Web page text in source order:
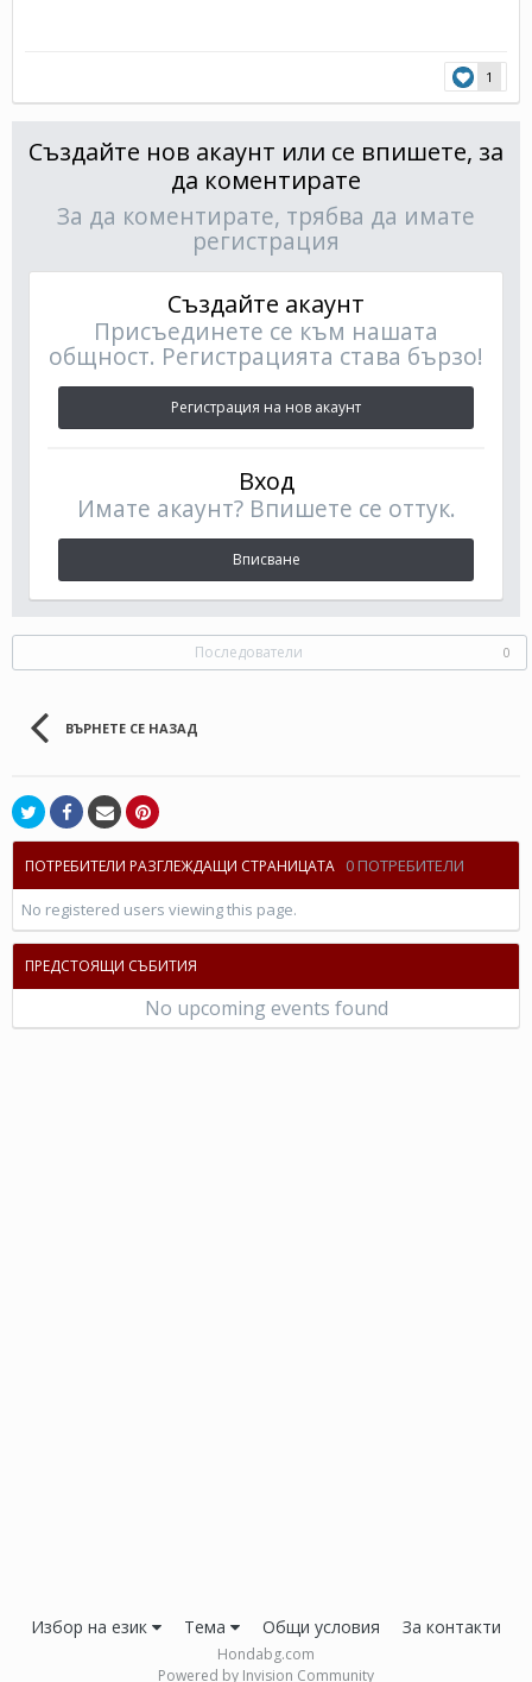
1
Създайте нов акаунт или се впишете, за
да коментирате
За да коментирате, трябва да имате
регистрация
Създайте акаунт
Присъединете се към нашата
общност. Регистрацията става бързо!
Регистрация на нов акаунт
Вход
Имате акаунт? Впишете се оттук.
Вписване
Последователи 0
ВЪРНЕТЕ СЕ НАЗАД
ПОТРЕБИТЕЛИ РАЗГЛЕЖДАЩИ СТРАНИЦАТА 0 ПОТРЕБИТЕЛИ
No registered users viewing this page.
ПРЕДСТОЯЩИ СЪБИТИЯ
No upcoming events found
Избор на език Тема Общи условия За контакти
Hondabg.com
Powered by Invision Community